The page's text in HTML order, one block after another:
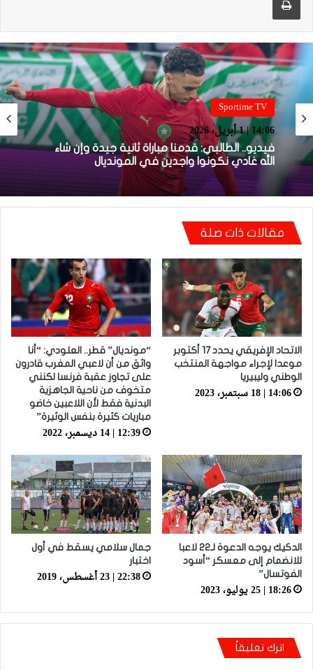
Sportime TV
14:06 | 1 أبريل، 2026
فيديو.. الطالبي: قدمنا مباراة ثانية جيدة وإن شاء
الله غادي نكونوا واجدين في المونديال
Sportime TV
14:05 | 1 أبريل، 2026
فيديو.. بونو: اللاعبين تعاملو مزيان مع المباراة وخا
مكانتش ساهلة وحنا كنحاولوا نركزوا باش نعاونوا
المنتخب
مقالات ذات صلة
الاتحاد الإفريقي يحدد 17 أكتوبر
موعدا لإجراء مواجهة المنتخب
الوطني وليبيريا
14:06 | 18 سبتمبر، 2023
“مونديال” قطر.. العلودي: “أنا
واثق من أن لاعبي المغرب قادرون
على تجاوز عقبة فرنسا لكنني
متخوف من ناحية الجاهزية
البدنية فقط لأن اللاعبين خاضو
مباريات كثيرة بنفس الوثيرة”
12:39 | 14 ديسمبر، 2022
الدكيك يوجه الدعوة لـ22 لاعبا
للانضمام إلى معسكر “أسود
الفوتسال”
18:26 | 25 يوليو، 2023
جمال سلامي يسقط في أول
اختبار
22:38 | 23 أغسطس، 2019
اترك تعليقاً